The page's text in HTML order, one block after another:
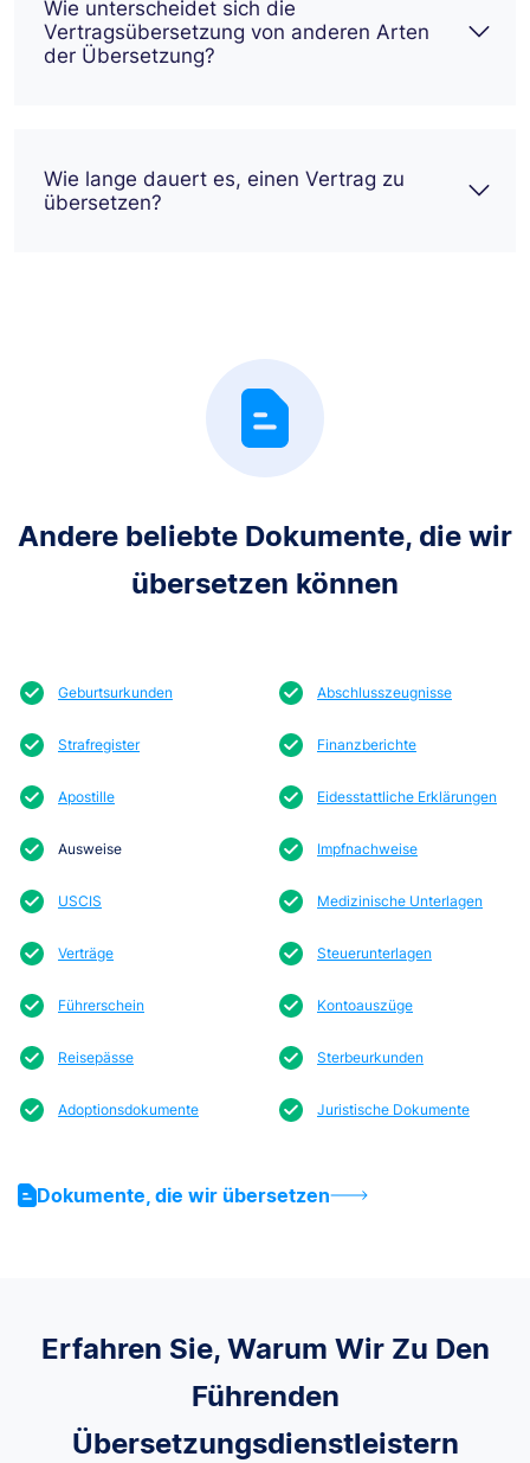
Wie unterscheidet sich die
Vertragsübersetzung von anderen Arten
der Übersetzung?
Wie lange dauert es, einen Vertrag zu
übersetzen?
Andere beliebte Dokumente, die wir
übersetzen können
Geburtsurkunden Abschlusszeugnisse
Strafregister Finanzberichte
Apostille Eidesstattliche Erklärungen
Ausweise Impfnachweise
USCIS Medizinische Unterlagen
Verträge Steuerunterlagen
Führerschein Kontoauszüge
Reisepässe Sterbeurkunden
Adoptionsdokumente Juristische Dokumente
Dokumente, die wir übersetzen
Erfahren Sie, Warum Wir Zu Den
Führenden
Übersetzungsdienstleistern